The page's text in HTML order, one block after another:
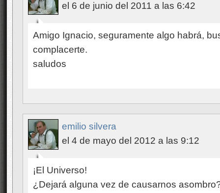
el 6 de junio del 2011 a las 6:42
Amigo Ignacio, seguramente algo habrá,
complacerte.
saludos
emilio silvera
el 4 de mayo del 2012 a las 9:12
¡El Universo!
¿Dejará alguna vez de causarnos